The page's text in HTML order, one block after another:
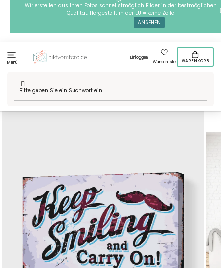
springen
Wir erstellen aus Ihren Fotos schnellstmöglich Bilder in der bestmöglichen
Qualität. Hergestellt in der EU = keine Zölle
ANSEHEN
Menü
Einloggen
Wunschliste
WARENKORB
Startseite
/ Technik / Malen nach Zahlen / Malen nach Zahlen -
Keep Smiling